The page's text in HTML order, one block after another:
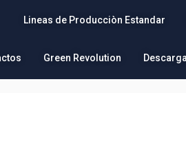
Lineas de Producciòn Estandar
Green Revolution